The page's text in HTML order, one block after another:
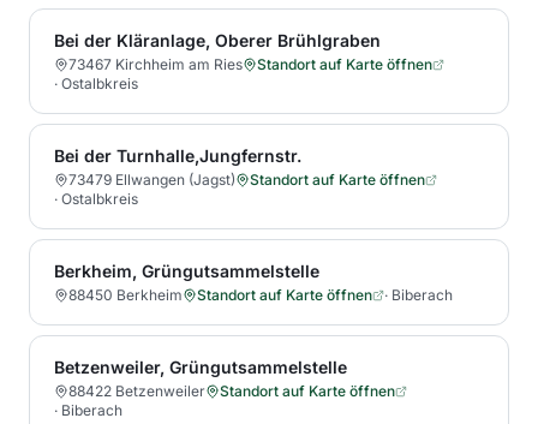
Bei der Kläranlage, Oberer Brühlgraben
73467 Kirchheim am Ries
Standort auf Karte öffnen
· Ostalbkreis
Bei der Turnhalle,Jungfernstr.
73479 Ellwangen (Jagst)
Standort auf Karte öffnen
· Ostalbkreis
Berkheim, Grüngutsammelstelle
88450 Berkheim Standort auf Karte öffnen · Biberach
Betzenweiler, Grüngutsammelstelle
88422 Betzenweiler
Standort auf Karte öffnen
· Biberach